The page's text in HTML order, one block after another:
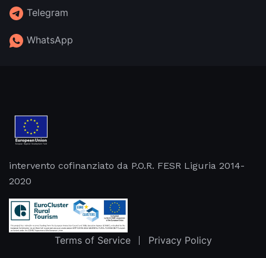
Telegram
WhatsApp
intervento cofinanziato da P.O.R. FESR Liguria 2014-
2020
Terms of Service Privacy Policy